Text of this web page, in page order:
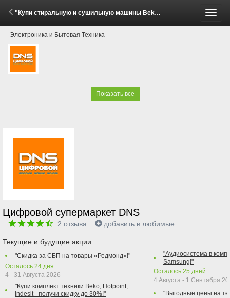
"Купи стиральную и сушильную машины Beko, Hotpoint, Indesit - получи скидку 15%!" (2 - 8 Июня 2026)
Электроника и Бытовая Техника
Показать все
Цифровой супермаркет DNS
2 отзыва добавить в любимые
Текущие и будущие акции:
"Скидка за СБП на товары «Редмонд»!"
Осталось 24 дня
4 - 31 Августа 2026
"Купи комплект техники Beko, Hotpoint,
Indesit - получи скидку до 30%!"
"Аудиосистема в
Samsung!"
Осталось 25 дней
4 Августа - 1 Сентября
"Выгодные цены на